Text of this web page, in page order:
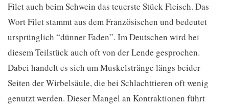
Filet auch beim Schwein das teuerste Stück Fleisch. Das
Wort Filet stammt aus dem Französischen und bedeutet
ursprünglich “dünner Faden”. Im Deutschen wird bei
diesem Teilstück auch oft von der Lende gesprochen.
Dabei handelt es sich um Muskelstränge längs beider
Seiten der Wirbelsäule, die bei Schlachttieren oft wenig
genutzt werden. Dieser Mangel an Kontraktionen führt